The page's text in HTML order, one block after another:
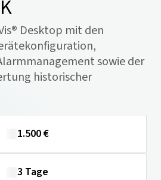
Desktop mit den
sowie der
historischer
1.500 €
3 Tage